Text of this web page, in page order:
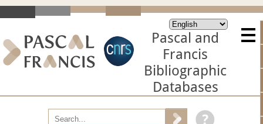
Pascal and
Francis
Bibliographic
Databases